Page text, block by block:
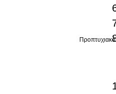
Προπτυχιακό